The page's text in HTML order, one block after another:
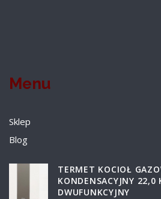
Menu
Sklep
Blog
TERMET KOCIOŁ
KONDENSACYJNY 22,0
DWUFUNKCYJNY